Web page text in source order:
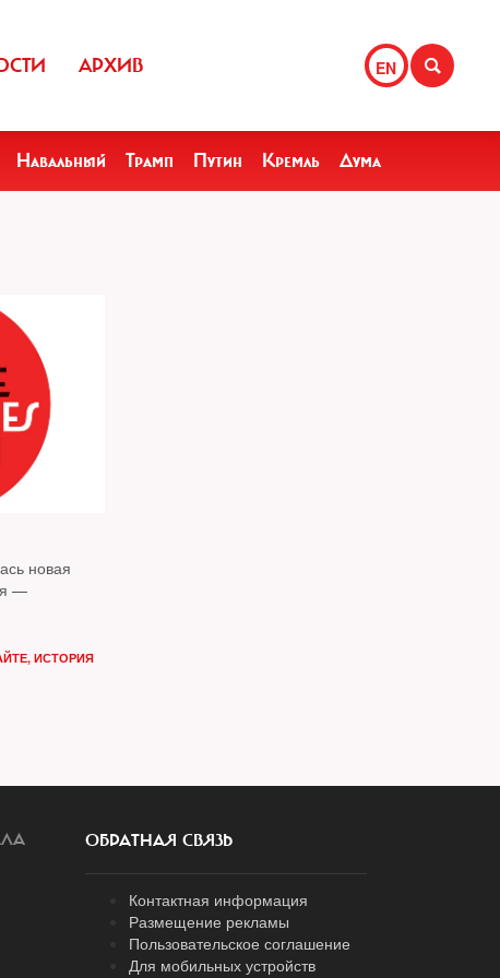
EN
АРХИВ
Навальный Трамп Путин Кремль Дума
новая
—
, ИСТОРИЯ
ОБРАТНАЯ СВЯЗЬ
Контактная информация
Размещение рекламы
Пользовательское соглашение
Для мобильных устройств